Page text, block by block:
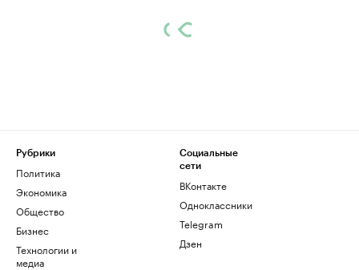
Рубрики
Политика
Экономика
Общество
Бизнес
Технологии и
медиа
Социальные
сети
ВКонтакте
Одноклассники
Telegram
Дзен